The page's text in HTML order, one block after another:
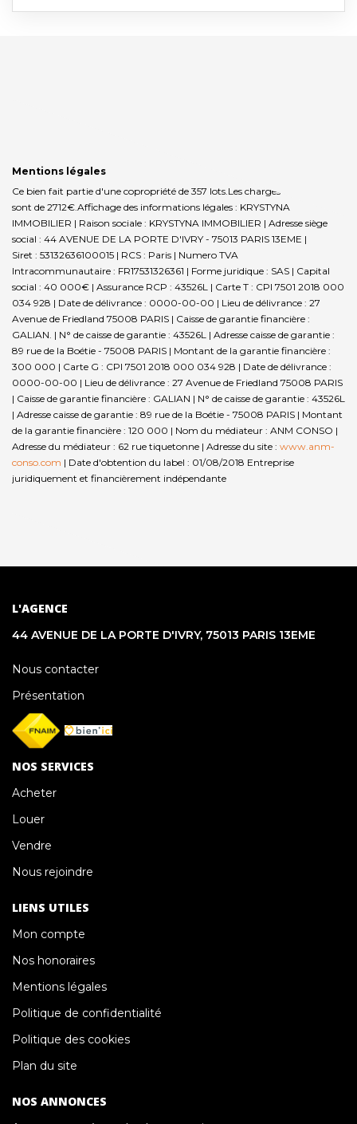
Mentions légales
Ce bien fait partie d'une copropriété de 357 lots.Les charges annuelles
sont de 2712€. Affichage des informations légales : KRYSTYNA
IMMOBILIER | Raison sociale : KRYSTYNA IMMOBILIER | Adresse siège
social : 44 AVENUE DE LA PORTE D'IVRY - 75013 PARIS 13EME |
Siret : 53132636100015 | RCS : Paris | Numero TVA
Intracommunautaire : FR17531326361 | Forme juridique : SAS | Capital
social : 40 000€ | Assurance RCP : 43526L | Carte T : CPI 7501 2018 000
034 928 | Date de délivrance : 0000-00-00 | Lieu de délivrance : 27
Avenue de Friedland 75008 PARIS | Caisse de garantie financière :
GALIAN. | N° de caisse de garantie : 43526L | Adresse caisse de garantie :
89 rue de la Boétie - 75008 PARIS | Montant de la garantie financière :
300 000 | Carte G : CPI 7501 2018 000 034 928 | Date de délivrance :
0000-00-00 | Lieu de délivrance : 27 Avenue de Friedland 75008 PARIS
| Caisse de garantie financière : GALIAN | N° de caisse de garantie : 43526L
| Adresse caisse de garantie : 89 rue de la Boétie - 75008 PARIS | Montant
de la garantie financière : 120 000 | Nom du médiateur : ANM CONSO |
Adresse du médiateur : 62 rue tiquetonne | Adresse du site : www.anm-
conso.com | Date d'obtention du label : 01/08/2018 Entreprise
juridiquement et financièrement indépendante
L'AGENCE
44 AVENUE DE LA PORTE D'IVRY, 75013 PARIS 13EME
Nous contacter
Présentation
NOS SERVICES
Acheter
Louer
Vendre
Nous rejoindre
LIENS UTILES
Mon compte
Nos honoraires
Mentions légales
Politique de confidentialité
Politique des cookies
Plan du site
NOS ANNONCES